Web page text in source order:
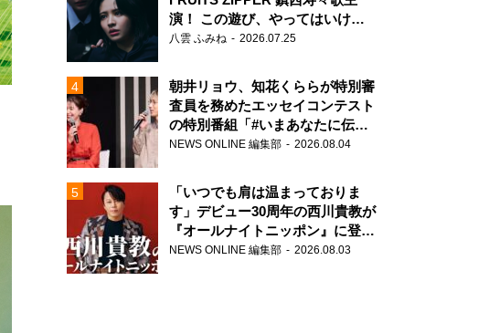
演！ この遊び、やってはいけま
せん。
八雲 ふみね 2026.07.25
朝井リョウ、知花くららが特別審
査員を務めたエッセイコンテスト
の特別番組「#いまあなたに伝え
たいこと」
NEWS ONLINE 編集部 2026.08.04
「いつでも肩は温まっておりま
す」デビュー30周年の西川貴教が
『オールナイトニッポン』に登
場！
NEWS ONLINE 編集部 2026.08.03